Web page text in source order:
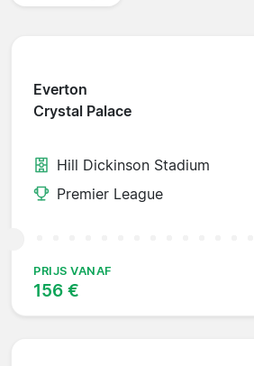
Everton
Crystal Palace
Hill Dickinson Stadium
Premier League
PRIJS VANAF
156 €